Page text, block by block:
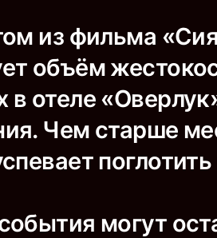
из фильма
объём
отеле
Чем старше
могут